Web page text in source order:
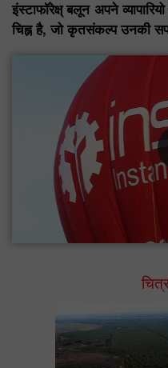
इंस्टाफॉरेक्ष् बलून अपने
चिह्न है, जो कृतसंकल्प उनकी